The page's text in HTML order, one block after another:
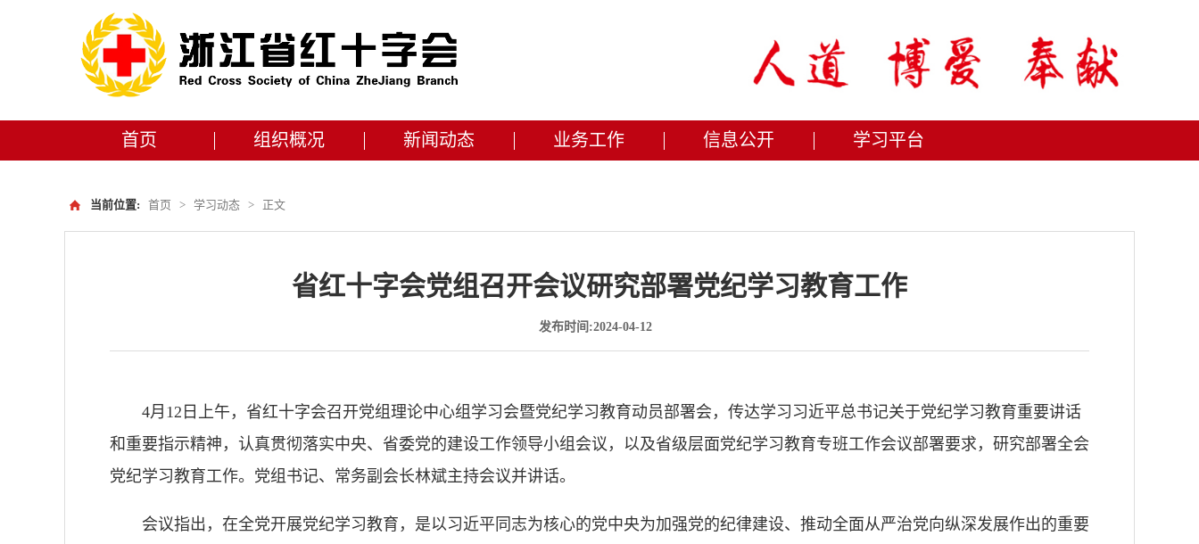
首页 组织概况 新闻动态 业务工作 信息公开 学习平台
当前位置: 首页 > 学习动态 > 正文
省红十字会党组召开会议研究部署党纪学习教育工作
发布时间:2024-04-12
4月12日上午，省红十字会召开党组理论中心组学习会暨党纪学习教育动员部署会，传达学习习近平总书记关于党纪学习教育重要讲话
和重要指示精神，认真贯彻落实中央、省委党的建设工作领导小组会议，以及省级层面党纪学习教育专班工作会议部署要求，研究部署全会
党纪学习教育工作。党组书记、常务副会长林斌主持会议并讲话。
会议指出，在全党开展党纪学习教育，是以习近平同志为核心的党中央为加强党的纪律建设、推动全面从严治党向纵深发展作出的重要